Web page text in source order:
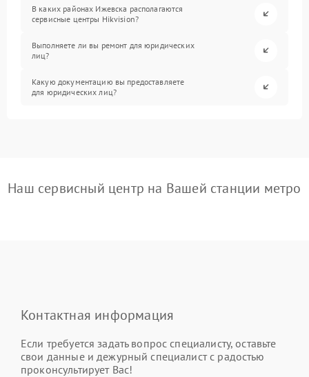
В каких районах Ижевска располагаются
сервисные центры Hikvision?
Выполняете ли вы ремонт для юридических
лиц?
Какую документацию вы предоставляете
для юридических лиц?
Наш сервисный центр на Вашей станции метро
Контактная информация
Если требуется задать вопрос специалисту, оставьте
свои данные и дежурный специалист с радостью
проконсультирует Вас!